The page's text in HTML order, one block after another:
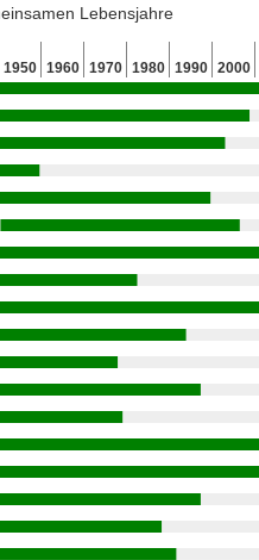
Lebensjahre
1950 1960 1970 1980 1990 2000